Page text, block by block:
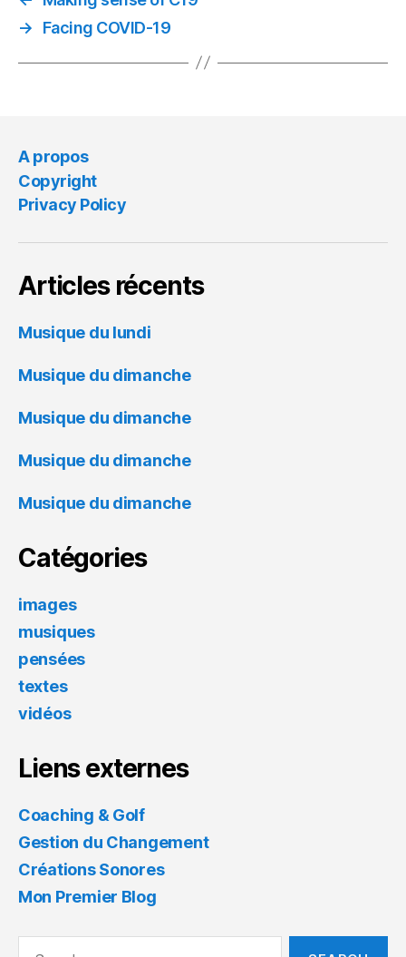
→
Facing COVID-19
A propos
Copyright
Privacy Policy
Articles récents
Musique du lundi
Musique du dimanche
Musique du dimanche
Musique du dimanche
Musique du dimanche
Catégories
images
musiques
pensées
textes
vidéos
Liens externes
Coaching & Golf
Gestion du Changement
Créations Sonores
Mon Premier Blog